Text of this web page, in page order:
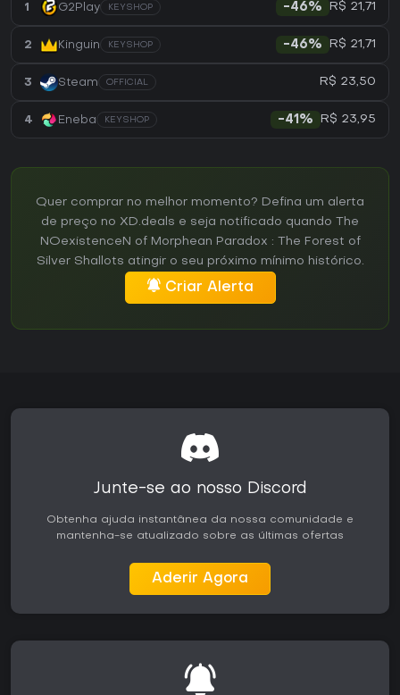
1 G2Play KEYSHOP -46% R$ 21,71
2 Kinguin KEYSHOP -46% R$ 21,71
3 Steam OFFICIAL R$ 23,50
4 Eneba KEYSHOP -41% R$ 23,95
Quer comprar no melhor momento? Defina um alerta
de preço no XD.deals e seja notificado quando The
NOexistenceN of Morphean Paradox : The Forest of
Silver Shallots atingir o seu próximo mínimo histórico.
Criar Alerta
Junte-se ao nosso Discord
Obtenha ajuda instantânea da nossa comunidade e
mantenha-se atualizado sobre as últimas ofertas
Aderir Agora